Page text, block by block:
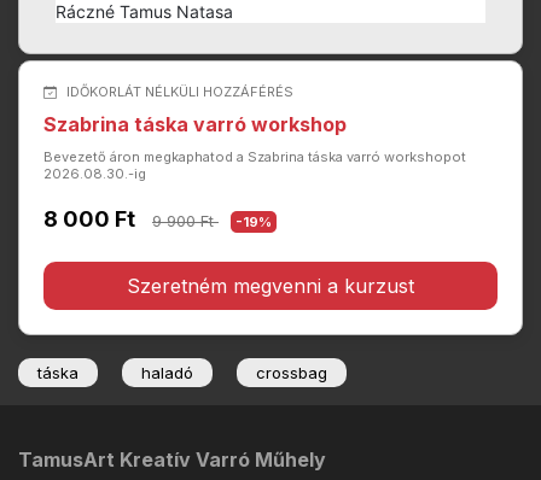
Ráczné Tamus Natasa
IDŐKORLÁT NÉLKÜLI HOZZÁFÉRÉS
Szabrina táska varró workshop
Bevezető áron megkaphatod a Szabrina táska varró workshopot
2026.08.30.-ig
8 000 Ft 9 900 Ft -19%
Szeretném megvenni a kurzust
táska haladó crossbag
TamusArt Kreatív Varró Műhely